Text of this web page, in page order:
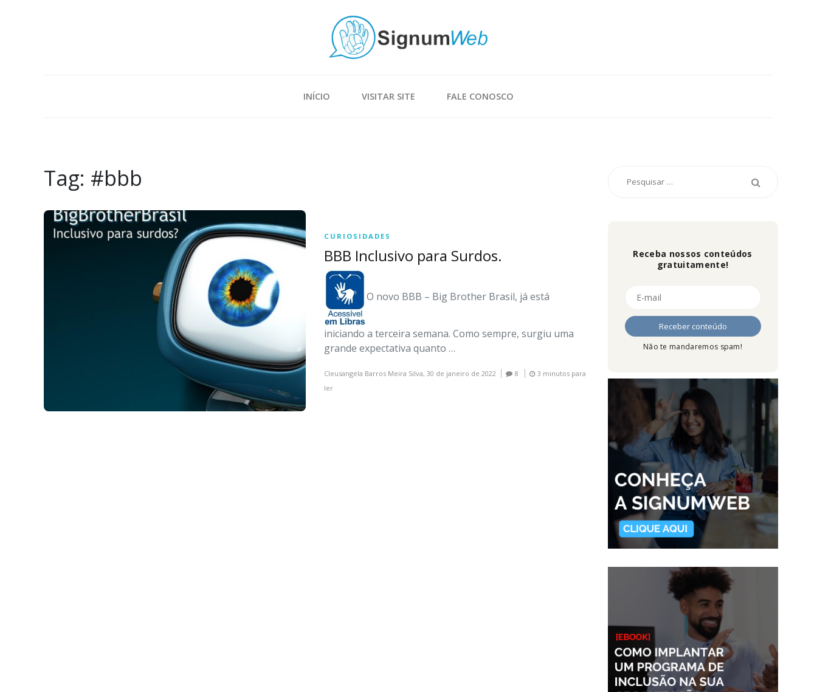
INÍCIO VISITAR SITE FALE CONOSCO
Tag: #bbb
CURIOSIDADES
BBB Inclusivo para Surdos.
O novo BBB – Big Brother Brasil, já está
iniciando a terceira semana. Como sempre, surgiu uma
grande expectativa quanto …
Cleusangela Barros Meira Silva,30 de janeiro de 2022 8
3 minutos para
ler
Receba nossos conteúdos
gratuitamente!
Não te mandaremos spam!